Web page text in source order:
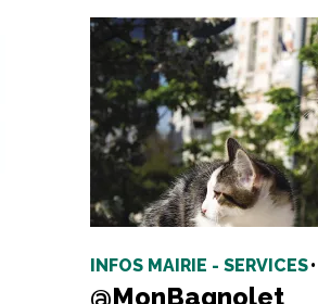
INFOS MAIRIE - SERVICES•
@MonBagnolet